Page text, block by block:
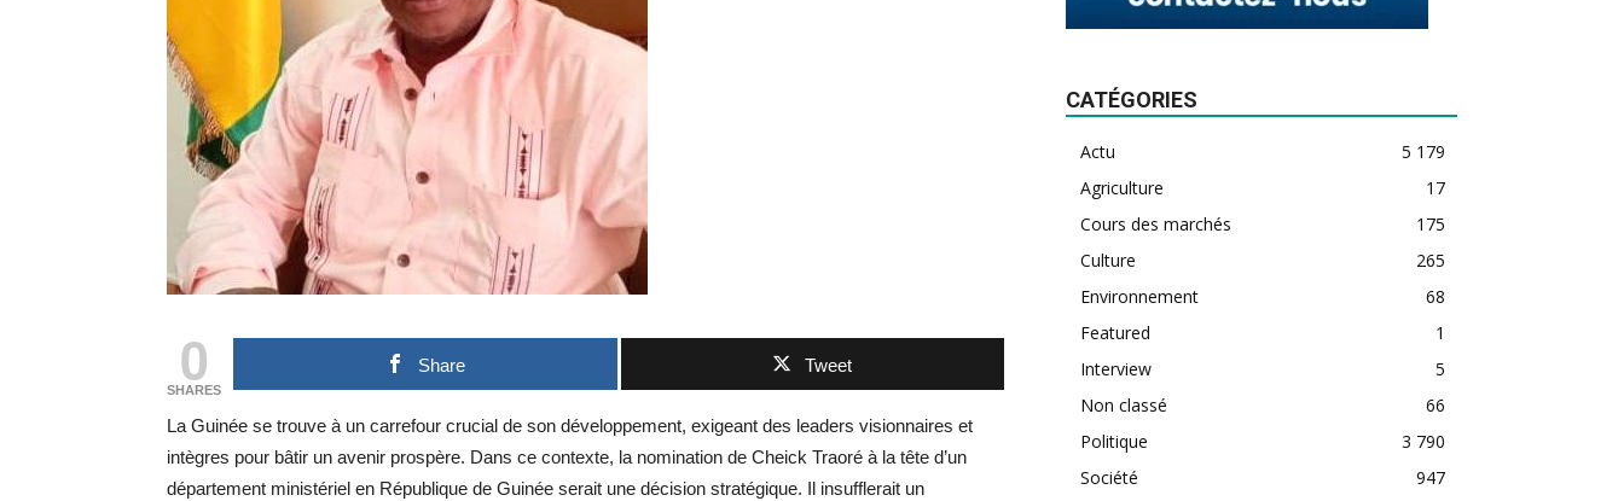
0
SHARES
Share Tweet
La Guinée se trouve à un carrefour crucial de son développement, exigeant des leaders visionnaires et
intègres pour bâtir un avenir prospère. Dans ce contexte, la nomination de Cheick Traoré à la tête d’un
département ministériel en République de Guinée serait une décision stratégique. Il insufflerait un
CATÉGORIES
Actu
5 179
Agriculture
17
Cours des marchés
175
Culture
265
Environnement
68
Featured
1
Interview
5
Non classé
66
Politique
3 790
Société
947